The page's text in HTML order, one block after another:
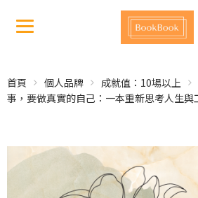
首頁 個人品牌 成就值：10場以上
事，要做真實的自己：一本重新思考人生與